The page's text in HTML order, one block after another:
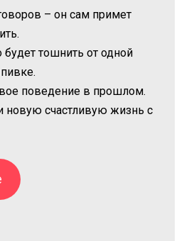
– он сам примет
будет тошнить от одной
поведение в прошлом.
новую счастливую жизнь с